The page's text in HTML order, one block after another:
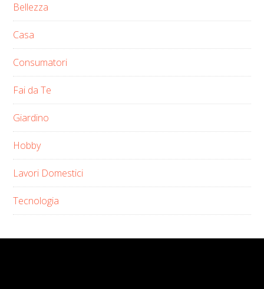
Bellezza
Casa
Consumatori
Fai da Te
Giardino
Hobby
Lavori Domestici
Tecnologia